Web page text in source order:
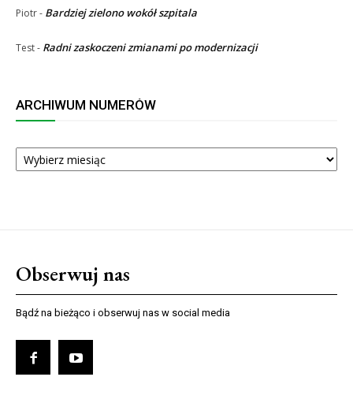
Piotr- Bardziej zielono wokół szpitala
Test- Radni zaskoczeni zmianami po modernizacji
ARCHIWUM NUMERÓW
ARCHIWUM
NUMERÓW
Obserwuj nas
Bądź na bieżąco i obserwuj nas w social media